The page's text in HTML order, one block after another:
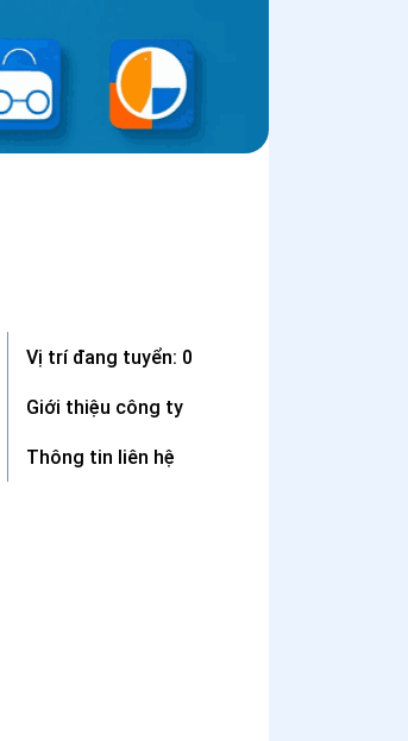
Vị trí đang tuyển: 0
Giới thiệu công ty
Thông tin liên hệ